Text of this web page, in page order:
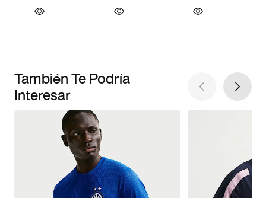
También Te Podría
Interesar